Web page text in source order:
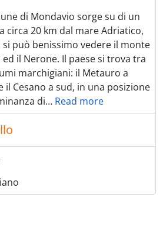
di Mondavio sorge su di un
circa 20 km dal mare Adriatico,
si può benissimo vedere il monte
ed il Nerone. Il paese si trova tra
marchigiani: il Metauro a
il Cesano a sud, in una posizione
di… Read more